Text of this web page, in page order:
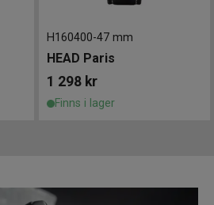
H160400-47 mm
HEAD Paris
1 298 kr
Finns i lager